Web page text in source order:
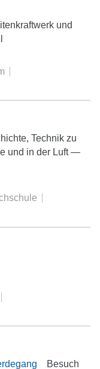
und
Technik zu
und in der Luft —
Besuch